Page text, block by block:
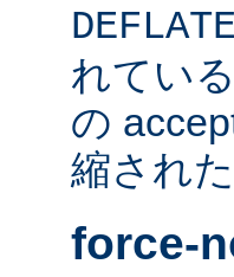
DEFLATE
れてい
の
縮され
force-